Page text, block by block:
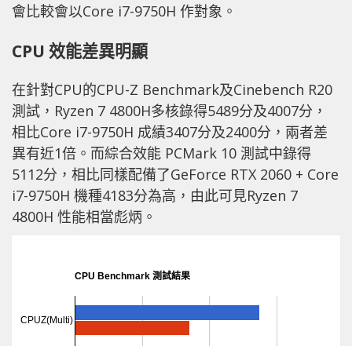
會比較會以Core i7-9750H 作對象。
CPU 效能差異明顯
在針對CPU的CPU-Z Benchmark及Cinebench R20
測試，Ryzen 7 4800H多核錄得5489分及4007分，
相比Core i7-9750H 成績3407分及2400分，兩者差
異有近1倍。而綜合效能 PCMark 10 測試中錄得
5112分，相比同樣配備了GeForce RTX 2060 + Core
i7-9750H 機種4183分為高，由此可見Ryzen 7
4800H 性能相當彪炳。
CPU Benchmark 測試結果
CPUZ(Multi)